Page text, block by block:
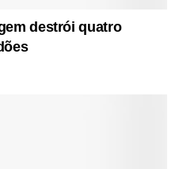
destrói quatro